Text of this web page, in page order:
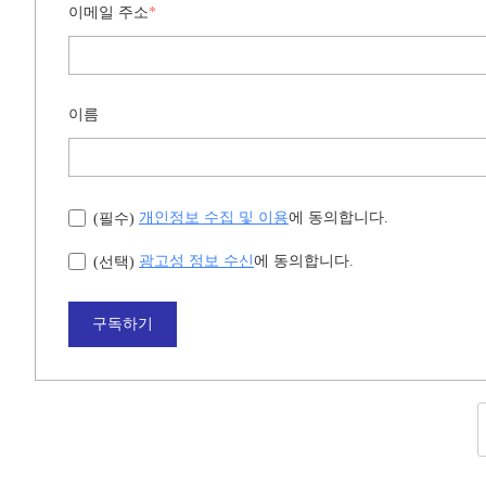
이메일 주소*
이름
(필수) 개인정보 수집 및 이용에 동의합니다.
(선택) 광고성 정보 수신에 동의합니다.
구독하기